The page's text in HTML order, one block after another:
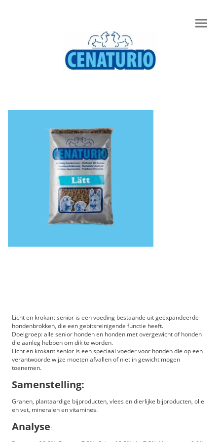
Licht en krokant senior is een voeding bestaande uit geëxpandeerde
hondenbrokken, die een gebitsreinigende functie heeft.
Doelgroep: alle senior honden en honden met overgewicht of honden
die aanleg hebben om dik te worden.
Licht en krokant senior is een speciaal voeder voor honden die op een
verantwoorde wijze moeten afvallen of niet in gewicht mogen
toenemen.
Samenstelling:
Granen, plantaardige bijproducten, vlees en dierlijke bijproducten, olie
en vet, mineralen en vitamines.
Analyse: